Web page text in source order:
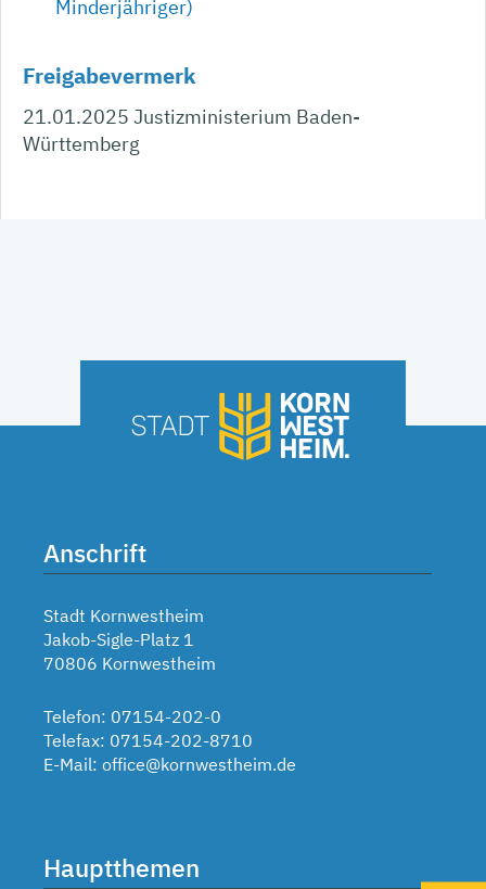
Minderjähriger)
Freigabevermerk
21.01.2025 Justizministerium Baden-
Württemberg
Anschrift
Stadt Kornwestheim
Jakob-Sigle-Platz 1
70806 Kornwestheim
Telefon: 07154-202-0
Telefax: 07154-202-8710
E-Mail: office@kornwestheim.de
Hauptthemen